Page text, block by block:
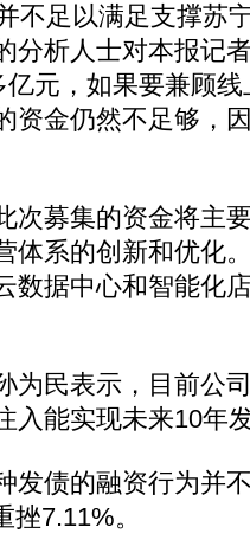
足以满足支撑苏
分析人士对本报记
元，如果要兼顾线
资金仍然不足够，
募集的资金将主
体系的创新和优化
数据中心和智能化
民表示，目前公
入能实现未来10年
债的融资行为并
7.11%。